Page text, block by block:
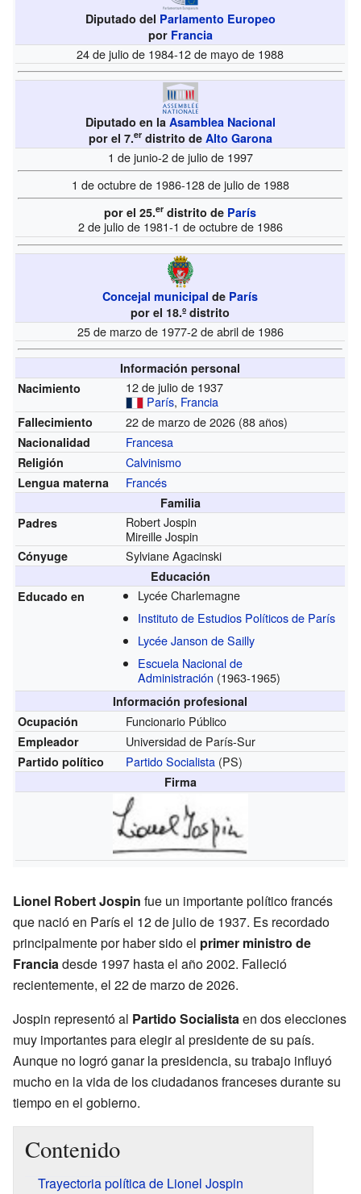
Diputado del Parlamento Europeo
por Francia
24 de julio de 1984-12 de mayo de 1988
Diputado en la Asamblea Nacional
por el 7.erdistrito de Alto Garona
1 de junio-2 de julio de 1997
1 de octubre de 1986-128 de julio de 1988
por el 25.er distrito de París
2 de julio de 1981-1 de octubre de 1986
Concejal municipal de París
por el 18.º distrito
25 de marzo de 1977-2 de abril de 1986
Información personal
Nacimiento
12 de julio de 1937
París, Francia
Fallecimiento 22 de marzo de 2026 (88 años)
Nacionalidad Francesa
Religión Calvinismo
Lengua materna Francés
Familia
Padres
Robert Jospin
Mireille Jospin
Cónyuge Sylviane Agacinski
Educación
Educado en
Lycée Charlemagne
Instituto de Estudios Políticos de París
Lycée Janson de Sailly
Escuela Nacional de
Administración (1963-1965)
Información profesional
Ocupación
Funcionario Público
Empleador Universidad de París-Sur
Partido político Partido Socialista (PS)
Firma
Lionel Robert Jospin fue un importante político francés
que nació en París el 12 de julio de 1937. Es recordado
principalmente por haber sido el primer ministro de
Franciadesde 1997 hasta el año 2002. Falleció
recientemente, el 22 de marzo de 2026.
Jospin representó al Partido Socialistaen dos elecciones
muy importantes para elegir al presidente de su país.
Aunque no logró ganar la presidencia, su trabajo influyó
mucho en la vida de los ciudadanos franceses durante su
tiempo en el gobierno.
Contenido
Trayectoria política de Lionel Jospin